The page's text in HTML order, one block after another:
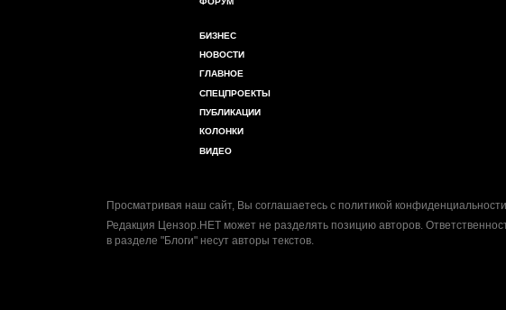
БИЗНЕС
НОВОСТИ
ГЛАВНОЕ
СПЕЦПРОЕКТЫ
ПУБЛИКАЦИИ
КОЛОНКИ
ВИДЕО
Просматривая наш сайт, Вы соглашаетесь с политикой конфиденциальности
Редакция Цензор.НЕТ может не разделять позицию авторов.
в разделе "Блоги" несут авторы текстов.